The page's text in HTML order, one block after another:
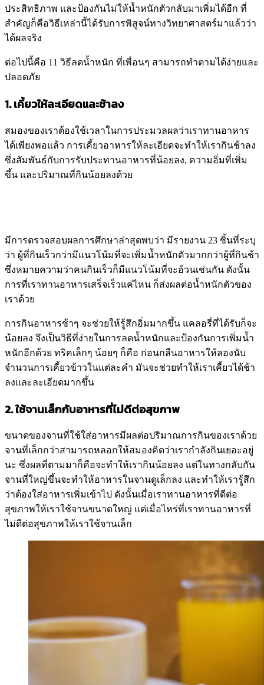
ประสิทธิภาพ และป้องกันไม่ให้น้ำหนักตัวกลับมาเพิ่มได้อีก ที่
สำคัญก็คือวิธีเหล่านี้ได้รับการพิสูจน์ทางวิทยาศาสตร์มาแล้วว่า
ได้ผลจริง
ต่อไปนี้คือ 11 วิธีลดน้ำหนัก ที่เพื่อนๆ สามารถทำตามได้ง่ายและ
ปลอดภัย
1. เคี้ยวให้ละเอียดและช้าลง
สมองของเราต้องใช้เวลาในการประมวลผลว่าเราทานอาหาร
ได้เพียงพอแล้ว การเคี้ยวอาหารให้ละเอียดจะทำให้เรากินช้าลง
ซึ่งสัมพันธ์กับการรับประทานอาหารที่น้อยลง, ความอิ่มที่เพิ่ม
ขึ้น และปริมาณที่กินน้อยลงด้วย
มีการตรวจสอบผลการศึกษาล่าสุดพบว่า มีรายงาน 23 ชิ้นที่ระบุ
ว่า ผู้ที่กินเร็วกว่ามีแนวโน้มที่จะเพิ่มน้ำหนักตัวมากกว่าผู้ที่กินช้า
ซึ่งหมายความว่าคนกินเร็วก็มีแนวโน้มที่จะอ้วนเช่นกัน ดังนั้น
การที่เราทานอาหารเสร็จเร็วแค่ไหน ก็ส่งผลต่อน้ำหนักตัวของ
เราด้วย
การกินอาหารช้าๆ จะช่วยให้รู้สึกอิ่มมากขึ้น แคลอรี่ที่ได้รับก็จะ
น้อยลง จึงเป็นวิธีที่ง่ายในการลดน้ำหนักและป้องกันการเพิ่มน้ำ
หนักอีกด้วย ทริคเล็กๆ น้อยๆ ก็คือ ก่อนกลืนอาหารให้ลองนับ
จำนวนการเคี้ยวข้าวในแต่ละคำ มันจะช่วยทำให้เราเคี้ยวได้ช้า
ลงและละเอียดมากขึ้น
2. ใช้จานเล็กกับอาหารที่ไม่ดีต่อสุขภาพ
ขนาดของจานที่ใช้ใส่อาหารมีผลต่อปริมาณการกินของเราด้วย
จานที่เล็กกว่าสามารถหลอกให้สมองคิดว่าเรากำลังกินเยอะอยู่
นะ ซึ่งผลที่ตามมาก็คือจะทำให้เรากินน้อยลง แต่ในทางกลับกัน
จานที่ใหญ่ขึ้นจะทำให้อาหารในจานดูเล็กลง และทำให้เรารู้สึก
ว่าต้องใส่อาหารเพิ่มเข้าไป ดังนั้นเมื่อเราทานอาหารที่ดีต่อ
สุขภาพให้เราใช้จานขนาดใหญ่ แต่เมื่อไหร่ที่เราทานอาหารที่
ไม่ดีต่อสุขภาพให้เราใช้จานเล็ก